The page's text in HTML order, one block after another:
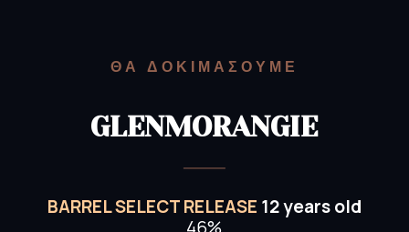
ΘΑ ΔΟΚΙΜΑΣΟΥΜΕ
GLENMORANGIE
BARREL SELECT RELEASE 12 years old
46%